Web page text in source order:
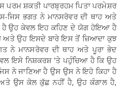
ਸ਼ਕਤੀ ਪਾਰਬ੍ਰਹਮ ਪਿਤਾ ਪਰਮੇਸ਼ਰ
ਜਿਸ ਭਗਤ ਨੇ ਮਾਨਸਰੋਵਰ ਦੀ ਥਾਹ ਅਤੇ
ਹੈ ਉਹ ਕੇਵਲ ਇਹ ਕਹਿਣ ਦੇ ਯੋਗ ਹੋਇਆ ਹੈ
ਉਹ ਇਸਦੇ ਬਾਰੇ ਇਸ ਤੋਂ ਜ਼ਿਆਦਾ ਕੁਝ
ਨੇ ਮਾਨਸਰੋਵਰ ਦੀ ਥਾਹ ਅਤੇ ਪੂਰਾ ਭੇਦ
ਇਸੇ ਨਿਸ਼ਕਰਸ਼ ’ਤੇ ਪਹੁੰਚਿਆ ਹੈ ਕਿ ਉਹ
ਨੇ ਜਾਣਿਆ ਹੈ ਉਸ ਉਸ ਨੇ ਇਹੋ ਕਿਹਾ ਹੈ
ਉਸ ਕੋਲ ਕੁੱਛ ਨਹੀਂ ਹੈ, ਉਹ ਕੰਗਾਲ ਹੈ,